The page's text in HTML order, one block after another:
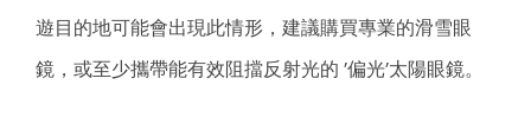
遊目的地可能會出現此情形，建議購買專業的滑雪眼
鏡，或至少攜帶能有效阻擋反射光的 ’偏光’太陽眼鏡。